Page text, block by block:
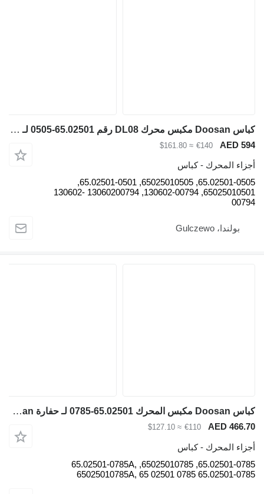
كباس Doosan مكبس محرك DL08 رقم 65.02501-0505 لـ حفارة Doosan
AED 594
€140
≈ $161.80
أجزاء المحرك - كباس
65.02501-0505, 65025010505, 65.02501-0501,
65025010501, 130602-00794, 13060200794 130602-
00794
بولندا، Gulczewo
كباس Doosan مكبس المحرك 65.02501-0785 لـ حفارة Doosan
AED 466.70
€110
≈ $127.10
أجزاء المحرك - كباس
65.02501-0785, 65025010785, 65.02501-0785A,
65025010785A, 65 02501 0785 65.02501-0785